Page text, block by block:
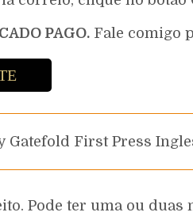
PAGO.Fale comigo
Pode ter uma ou